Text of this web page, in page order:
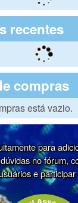
recentes
compras
está vazio.
para
no fórum,
e